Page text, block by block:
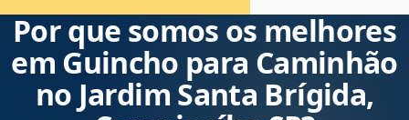
Por que somos os melhores
em Guincho para Caminhão
no Jardim Santa Brígida,